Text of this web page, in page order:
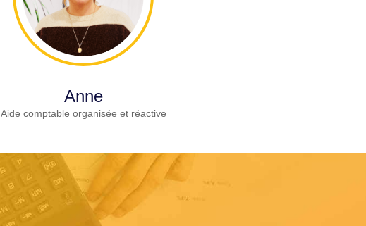
Anne
Aide comptable organisée et réactive